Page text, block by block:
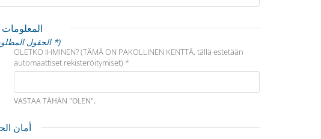
المعلومات
(الحقول المطلوبة تحمل علامة *)
OLETKO IHMINEN? (TÄMÄ ON PAKOLLINEN KENTTÄ, tällä estetään
automaattiset rekisteröitymiset) *
VASTAA TÄHÄN "OLEN".
أمان